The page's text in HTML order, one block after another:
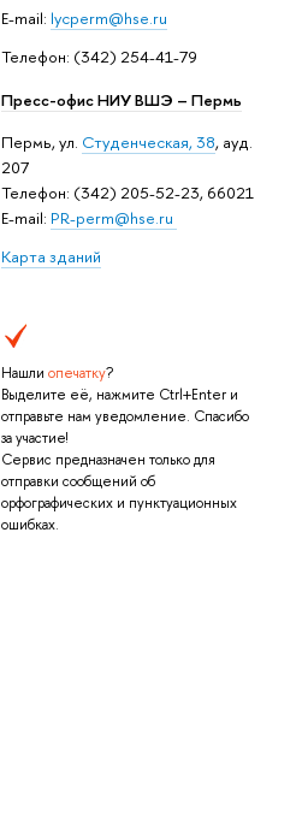
E-mail: lycperm@hse.ru
Телефон: (342) 254-41-79
Пресс-офис НИУ ВШЭ – Пермь
Пермь, ул. Студенческая, 38, ауд.
207
Телефон: (342) 205-52-23, 66021
E-mail: PR-perm@hse.ru
Карта зданий
Нашли опечатку?
Выделите её, нажмите Ctrl+Enter и
отправьте нам уведомление. Спасибо
за участие!
Сервис предназначен только для
отправки сообщений об
орфографических и пунктуационных
ошибках.